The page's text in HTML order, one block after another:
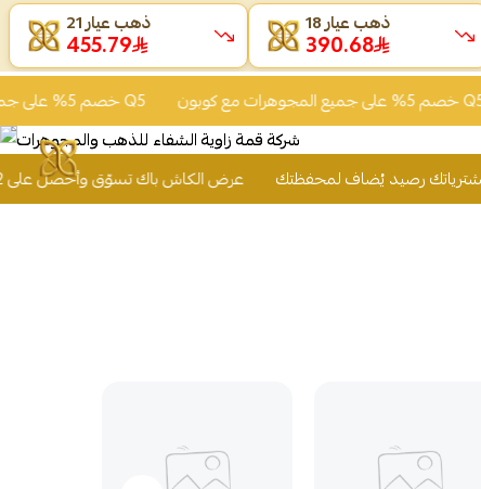
خصم 5% على جميع المجوهرات مع كوبون Q5 خصم 5% على جميع المجوهرات مع كوبون Q5
عرض الكاش باك تسوّق وأحصل على 2% من قيمة مشترياتك
ذهب عيار 21
455.79
ذهب عيار 18
390.68